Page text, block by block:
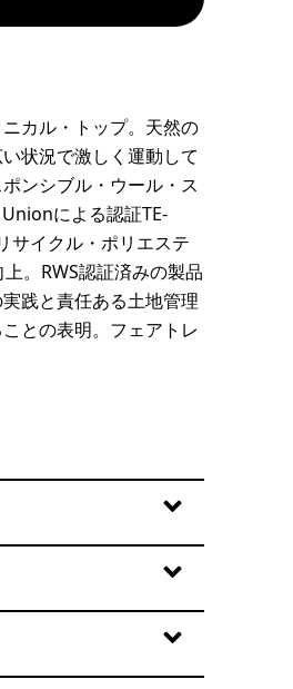
カル・トップ。天然の
状況で激しく運動して
ンシブル・ウール・ス
による認証TE-
サイクル・ポリエステ
。RWS認証済みの製品
践と責任ある土地管理
との表明。フェアトレ